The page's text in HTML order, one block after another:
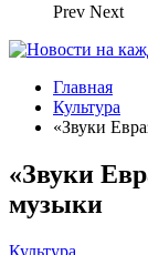
Prev Next
Главная
Культура
«Звуки
«Звуки
музыки
Культура